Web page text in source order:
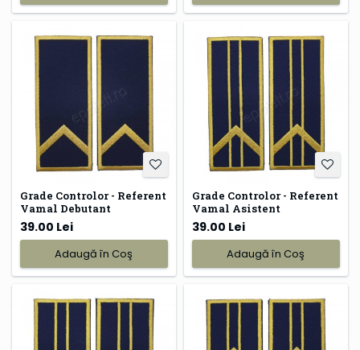
Grade Controlor - Referent
Vamal Debutant
39.00 Lei
Adaugă în Coş
Grade Controlor - Referent
Vamal Asistent
39.00 Lei
Adaugă în Coş